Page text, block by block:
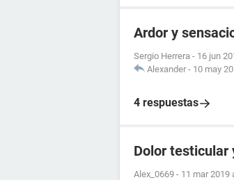
Ardor y
Sergio Herrera - 16 jun
Alexander - 10 may
4 respuestas
Dolor testicular
Alex_0669 - 11 mar 2019